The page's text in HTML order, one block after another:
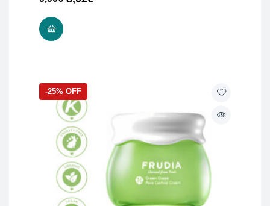
-25% OFF